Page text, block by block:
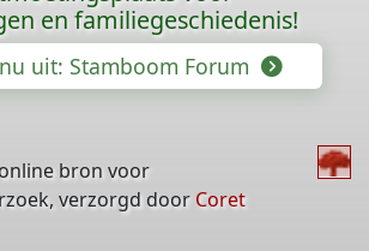
en familiegeschiedenis!
uit: Stamboom Forum
bron voor
verzorgd door Coret